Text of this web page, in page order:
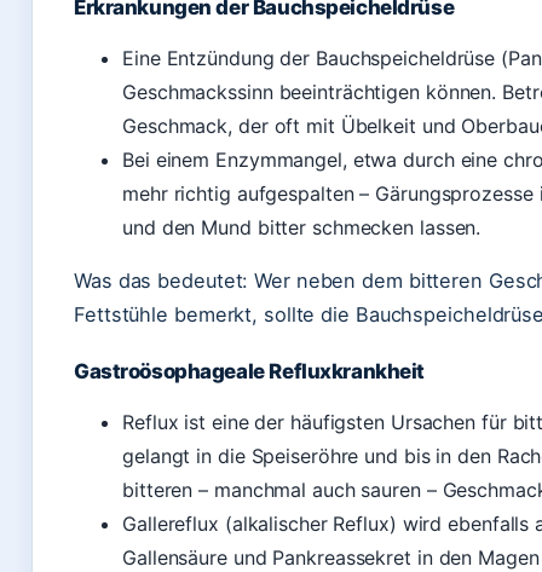
Erkrankungen der Bauchspeicheldrüse
Eine Entzündung der Bauchspeicheldrüse
Geschmackssinn beeinträchtigen können.
Geschmack, der oft mit Übelkeit und
Bei einem Enzymmangel, etwa durch eine
mehr richtig aufgespalten –
und den Mund bitter schmecken lassen.
Was das bedeutet: Wer neben dem bitteren
Fettstühle bemerkt, sollte die
Gastroösophageale Refluxkrankheit
Reflux ist eine der häufigsten Ursachen für
gelangt in die Speiseröhre und bis in den
bitteren – manchmal auch sauren –
Gallereflux (alkalischer Reflux) wird ebenfalls
Gallensäure und Pankreassekret in den